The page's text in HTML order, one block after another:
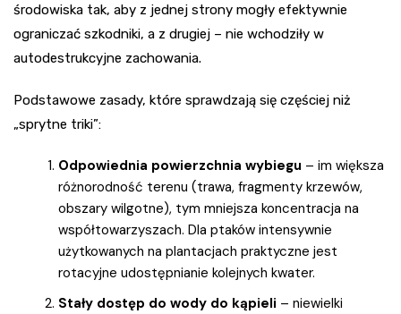
środowiska tak, aby z jednej strony mogły efektywnie
ograniczać szkodniki, a z drugiej – nie wchodziły w
autodestrukcyjne zachowania.
Podstawowe zasady, które sprawdzają się częściej niż
„sprytne triki”:
Odpowiednia powierzchnia wybiegu – im większa
różnorodność terenu (trawa, fragmenty krzewów,
obszary wilgotne), tym mniejsza koncentracja na
współtowarzyszach. Dla ptaków intensywnie
użytkowanych na plantacjach praktyczne jest
rotacyjne udostępnianie kolejnych kwater.
Stały dostęp do wody do kąpieli – niewielki